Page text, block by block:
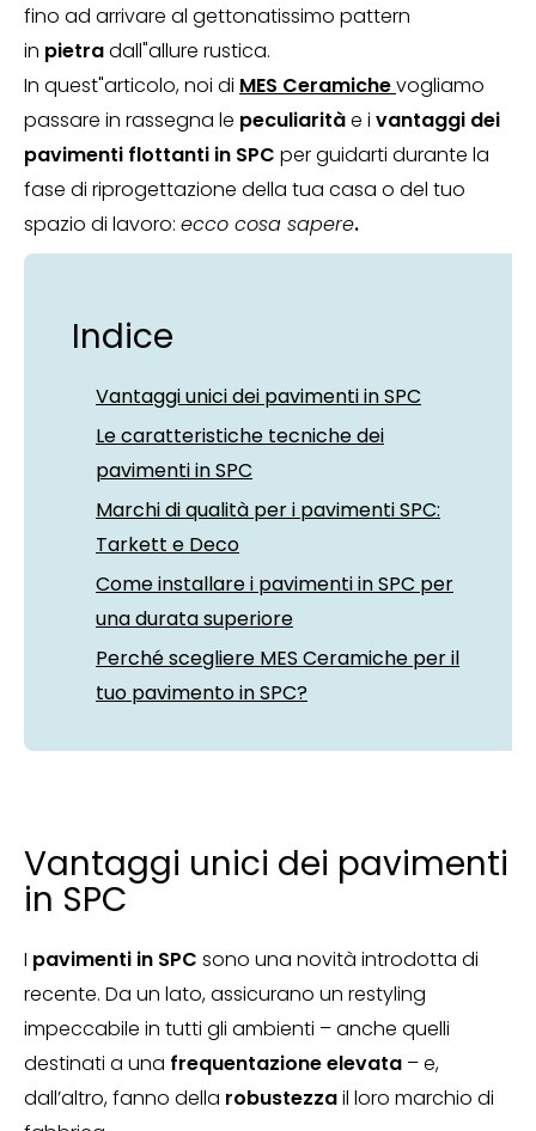
fino ad arrivare al gettonatissimo pattern
in pietradall"allure rustica.
In quest"articolo, noi di MES Ceramichevogliamo
passare in rassegna le peculiaritàe i vantaggi dei
pavimenti flottanti in SPC per guidarti durante la
fase di riprogettazione della tua casa o del tuo
spazio di lavoro: ecco cosa sapere.
Indice
Vantaggi unici dei pavimenti in SPC
Le caratteristiche tecniche dei
pavimenti in SPC
Marchi di qualità per i pavimenti SPC:
Tarkett e Deco
Come installare i pavimenti in SPC per
una durata superiore
Perché scegliere MES Ceramiche per il
tuo pavimento in SPC?
Vantaggi unici dei pavimenti
in SPC
I pavimenti in SPC sono una novità introdotta di
recente. Da un lato, assicurano un restyling
impeccabile in tutti gli ambienti – anche quelli
destinati a una frequentazione elevata – e,
dall’altro, fanno della robustezzail loro marchio di